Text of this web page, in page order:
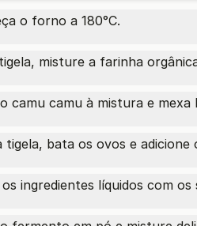
o forno a 180°C.
misture a farinha
camu camu à mistura e mexa
tigela, bata os ovos e adicione
ingredientes líquidos com